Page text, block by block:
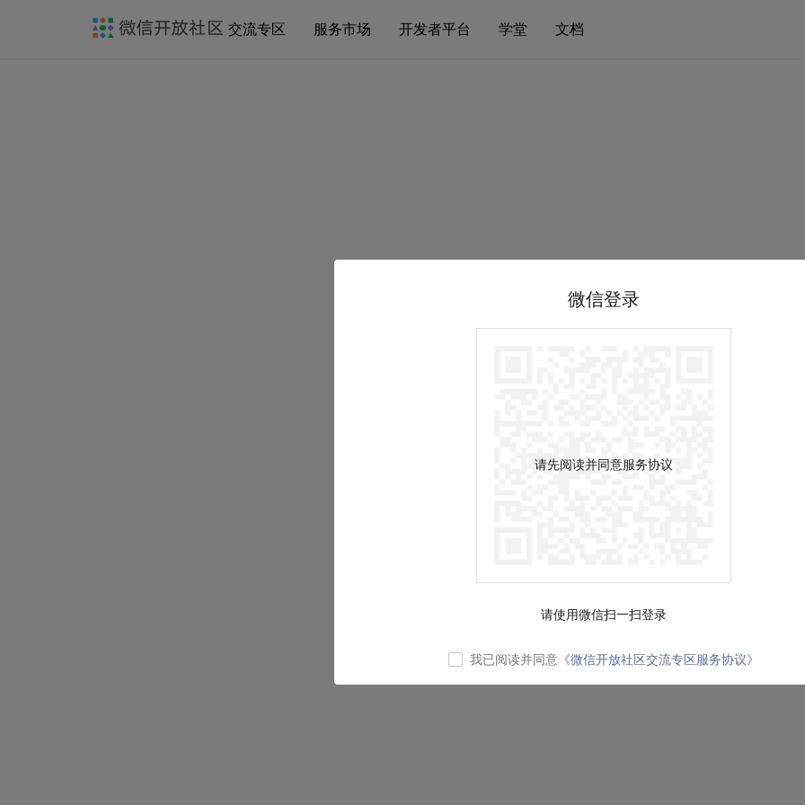
交流专区 服务市场 开发者平台 学堂 文档
微信登录
请先阅读并同意服务协议
请使用微信扫一扫登录
我已阅读并同意 《微信开放社区交流专区服务协议》